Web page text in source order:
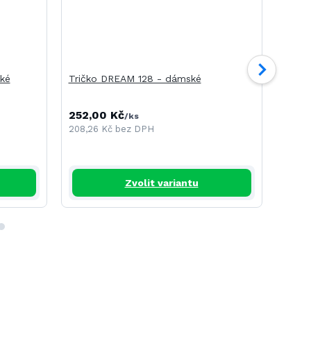
Tričko DREAM 128 - dámské
252,00 Kč/ks
208,26 Kč bez DPH
Zvolit variantu